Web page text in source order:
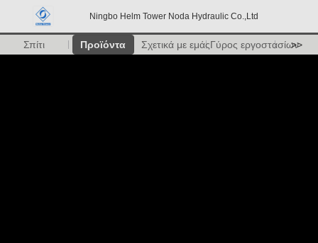
Ningbo Helm Tower Noda Hydraulic Co.,Ltd
Σπίτι Προϊόντα Σχετικά με εμάςΓύρος εργοστασίων
>>